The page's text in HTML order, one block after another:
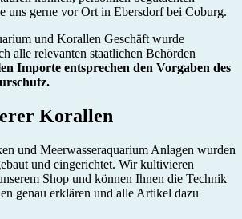
uns gerne vor Ort in Ebersdorf bei Coburg.
und Korallen Geschäft wurde
alle relevanten staatlichen Behörden
Importe entsprechen den Vorgaben des
Korallen
und Meerwasseraquarium Anlagen wurden
und eingerichtet. Wir kultivieren
Shop und können Ihnen die Technik
genau erklären und alle Artikel dazu